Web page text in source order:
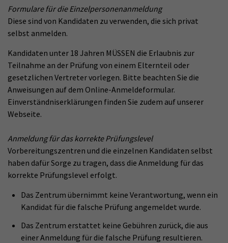
Formulare für die Einzelpersonenanmeldung
Diese sind von Kandidaten zu verwenden, die sich privat
selbst anmelden.
Kandidaten unter 18 Jahren MÜSSEN die Erlaubnis zur
Teilnahme an der Prüfung von einem Elternteil oder
gesetzlichen Vertreter vorlegen. Bitte beachten Sie die
Anweisungen auf dem Online-Anmeldeformular.
Einverständniserklärungen finden Sie zudem auf unserer
Webseite.
Anmeldung für das korrekte Prüfungslevel
Vorbereitungszentren und die einzelnen Kandidaten selbst
haben dafür Sorge zu tragen, dass die Anmeldung für das
korrekte Prüfungslevel erfolgt.
Das Zentrum übernimmt keine Verantwortung, wenn ein
Kandidat für die falsche Prüfung angemeldet wurde.
Das Zentrum erstattet keine Gebühren zurück, die aus
einer Anmeldung für die falsche Prüfung resultieren.